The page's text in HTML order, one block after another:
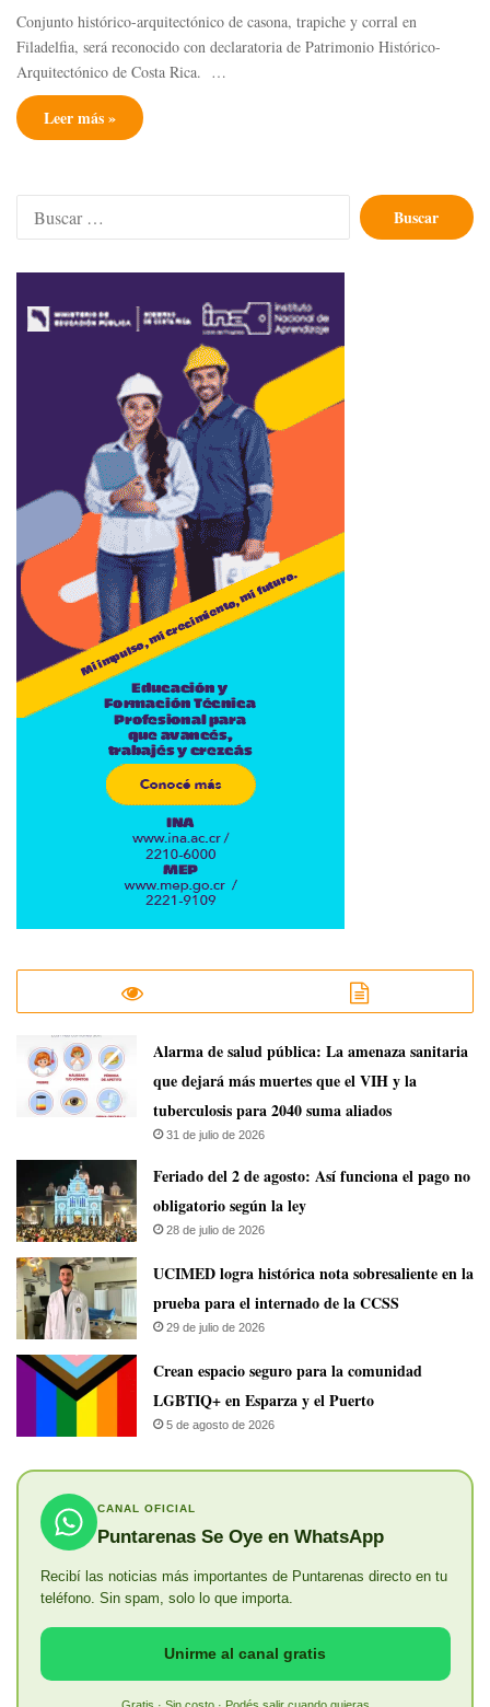
Conjunto histórico-arquitectónico de casona, trapiche y corral en
Filadelfia, será reconocido con declaratoria de Patrimonio Histórico-
Arquitectónico de Costa Rica. …
Leer más »
Buscar:
​Alarma de salud pública: La amenaza sanitaria
que dejará más muertes que el VIH y la
tuberculosis para 2040 suma aliados
31 de julio de 2026
Feriado del 2 de agosto: Así funciona el pago no
obligatorio según la ley
28 de julio de 2026
UCIMED logra histórica nota sobresaliente en la
prueba para el internado de la CCSS
29 de julio de 2026
Crean espacio seguro para la comunidad
LGBTIQ+ en Esparza y el Puerto
5 de agosto de 2026
CANAL OFICIAL
Puntarenas Se Oye en WhatsApp
Recibí las noticias más importantes de Puntarenas directo en tu
teléfono. Sin spam, solo lo que importa.
Unirme al canal gratis